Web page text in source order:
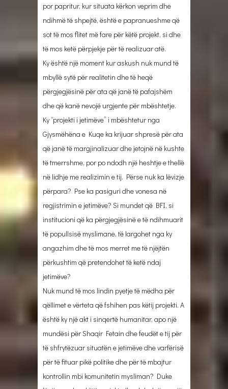
por papritur, kur situata kërkon veprim dhe
ndihmë të shpejtë, është e papranueshme që
sot të mos flitet më fare për këtë projekt, si dhe
të mos ketë përpjekje për të realizuar atë.
Ky është një moment kur askush nuk mund të
mbyllë sytë për realitetin dhe të heqë
përgjegjësinë për ata që janë të pafajshëm
dhe që kanë nevojë urgjente për mbështetje.
Ky “projekti i jetimëve” i mbështetur nga
Gjysmëhëna e Kuqe ka krijuar shpresë për ata
që janë të margjinalizuar dhe jetojnë në kushte
të tmerrshme, por po ndodh një heshtje e thellë
në lidhje me realizimin e tij. Përse nuk ka lëvizje
përpara? Pse ka pasiguri dhe vonesa në
regjistrimin e jetimëve? Si mundet që BFI, si
institucioni që ka përgjegjësinë e të ndihmuarit
të popullsisë myslimane, të largohet nga ky
angazhim dhe të mos merret me të njëjtën
përkushtim që pretendohet të ketë ndaj
jetimëve?
Nuk mund të mos lindin pyetje të mëdha për
qëllimet e vërteta që fshihen pas këtij projekti. A
është ky një akt i sinqertë humanitar, apo një
mundësi për Shaqir Fetain dhe feudët e tij për
të shfrytëzuar situatën e jetimëve dhe varfërisë
për të fituar pikë politike dhe për të mbajtur
kontrollin mbi komunitetin mysliman? Duke